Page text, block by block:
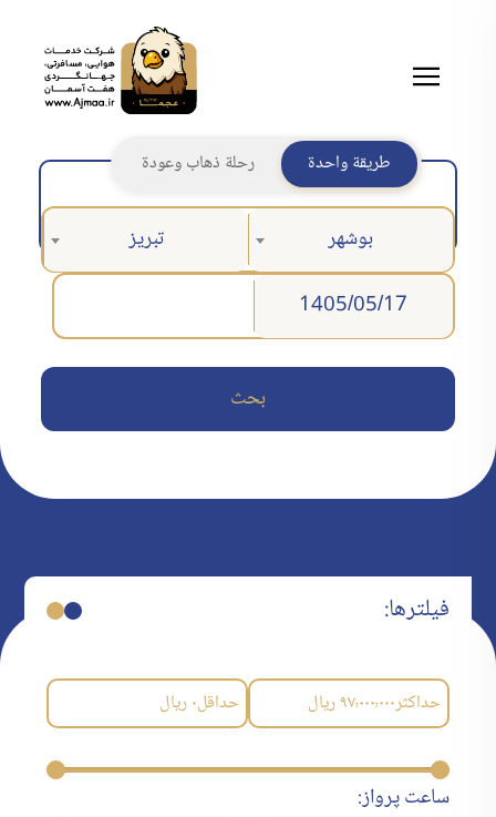
طريقة واحدة رحلة ذهاب وعودة
بوشهر تبريز
بحث
فیلترها:
حداکثر۹۷٬۰۰۰٬۰۰۰ریال حداقل۰ریال
ساعت پرواز: